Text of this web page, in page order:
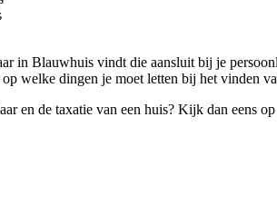
in Blauwhuis vindt die aansluit bij je
welke dingen je moet letten bij het vinden
en de taxatie van een huis? Kijk dan eens